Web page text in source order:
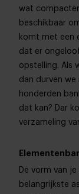
wat
beschikbaar
komt met een
dat er
opstelling. Als
dan durven
honderden
dat kan? Dar
verzameling
De vorm van
belangrijkste